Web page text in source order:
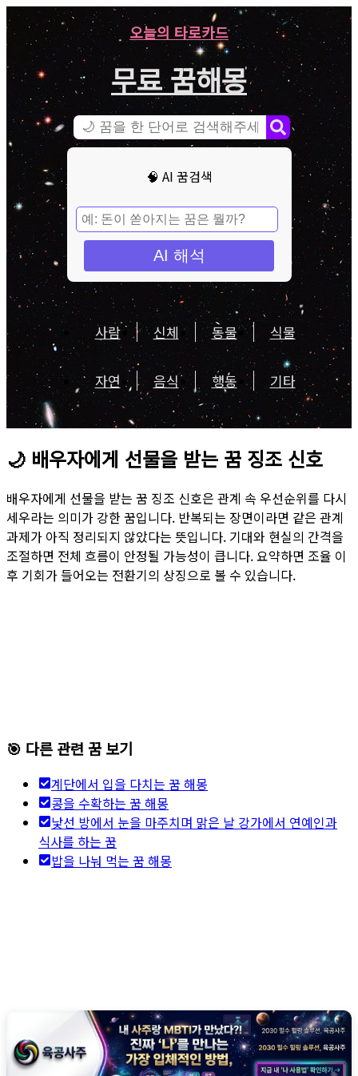
오늘의 타로카드
무료 꿈해몽
🧠 AI 꿈검색
AI 해석
사람 신체 동물 식물
자연 음식 행동 기타
🌙 배우자에게 선물을 받는 꿈 징조 신호
배우자에게 선물을 받는 꿈 징조 신호은 관계 속 우선순위를 다시
세우라는 의미가 강한 꿈입니다. 반복되는 장면이라면 같은 관계
과제가 아직 정리되지 않았다는 뜻입니다. 기대와 현실의 간격을
조절하면 전체 흐름이 안정될 가능성이 큽니다. 요약하면 조율 이
후 기회가 들어오는 전환기의 상징으로 볼 수 있습니다.
🎯 다른 관련 꿈 보기
계단에서 입을 다치는 꿈 해몽
콩을 수확하는 꿈 해몽
낯선 방에서 눈을 마주치며 맑은 날 강가에서 연예인과
식사를 하는 꿈
밥을 나눠 먹는 꿈 해몽